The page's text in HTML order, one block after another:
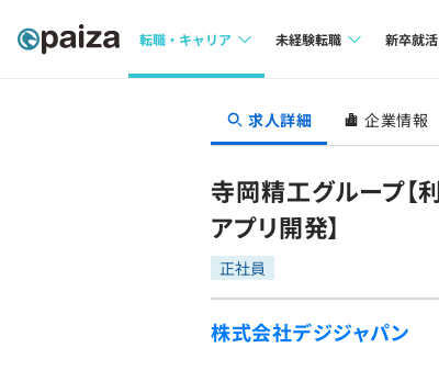
転職・キャリア
転職成功ガイド
未経験転職
求人検索
転職成功ガイド
新卒就活
本選考
インタ
インタ
求人詳細 企業情報
寺岡精工グループ
アプリ開発】
正社員
株式会社デジジャパン